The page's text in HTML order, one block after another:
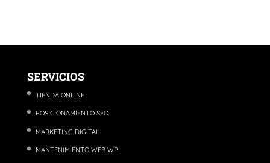
SERVICIOS
TIENDA ONLINE
POSICIONAMIENTO SEO
MARKETING DIGITAL
MANTENIMIENTO WEB WP